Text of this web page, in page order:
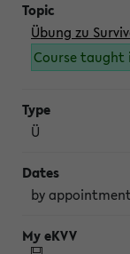
Übung zu
Course taught
Ü
by appointment